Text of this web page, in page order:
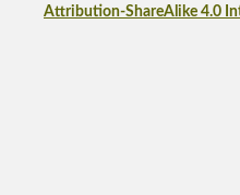
Attribution-ShareAlike 4.0